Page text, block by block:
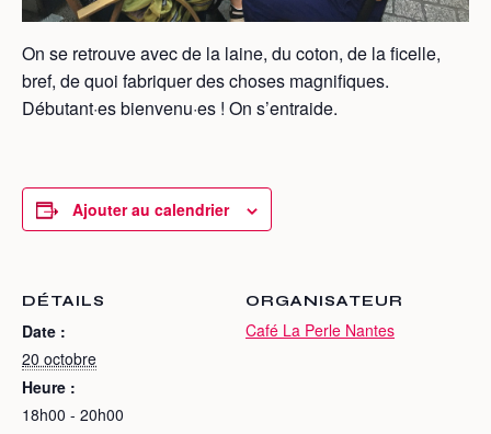
On se retrouve avec de la laine, du coton, de la ficelle,
bref, de quoi fabriquer des choses magnifiques.
Débutant·es bienvenu·es ! On s’entraide.
Ajouter au calendrier
DÉTAILS
Date :
20 octobre
Heure :
18h00 - 20h00
ORGANISATEUR
Café La Perle Nantes